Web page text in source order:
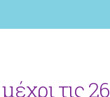
τις 26